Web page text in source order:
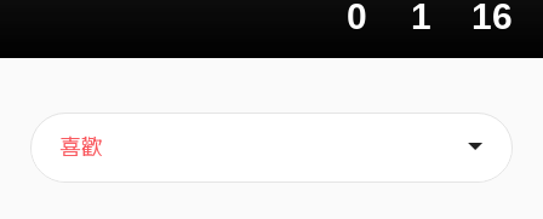
0 1 16
主頁
喜歡
關於